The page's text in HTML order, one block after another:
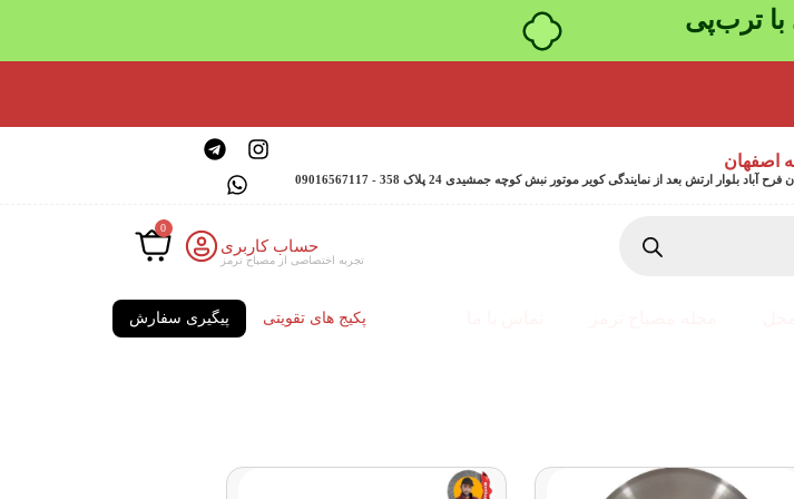
ترب‌پی
اصفهان
آباد بلوار ارتش بعد از نمایندگی کویر موتور نبش کوچه جمشیدی 24 پلاک 358 - 09016567117
حساب کاربری
تجربه اختصاصی از مصباح ترمز
0
پکیج های تقویتی پیگیری سفارش